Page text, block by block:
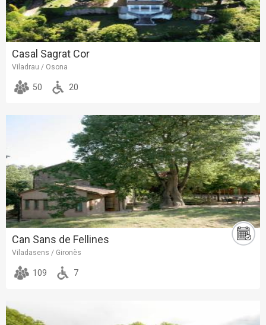
Casal Sagrat Cor
Viladrau / Osona
50 20
Can Sans de Fellines
Viladasens / Gironès
109 7